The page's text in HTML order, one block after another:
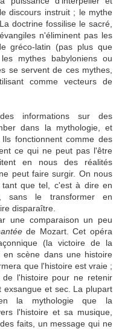
discours instruit ; le mythe
doctrine fossilise le sacré,
n'éliminent pas les
gréco-latin (pas plus que
mythes babyloniens ou
se servent de ces mythes,
comme vecteurs de
informations sur des
dans la mythologie, et
fonctionnent comme des
ce qui ne peut pas l'être
en nous des réalités
peut faire surgir. On nous
que tel, c'est à dire en
sans le transformer en
disparaître.
une comparaison un peu
de Mozart. Cet opéra
(la victoire de la
scène dans une histoire
que l'histoire est vraie ;
l'histoire pour ne retenir
exsangue et sec. La plupart
la mythologie que la
l'histoire et sa musique,
faits, un message qui ne